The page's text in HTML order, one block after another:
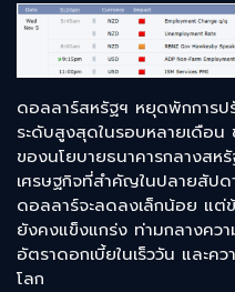
ดอลลาร์สหรัฐฯ หยุดพักการป
ระดับสูงสุดในรอบหลายเดือน
ของนโยบายธนาคารกลางสห
เศรษฐกิจที่สำคัญในปลายสัปด
ดอลลาร์จะลดลงเล็กน้อย แ
ยังคงแข็งแกร่ง ท่ามกลางคว
อัตราดอกเบี้ยในเร็ววัน และค
โลก